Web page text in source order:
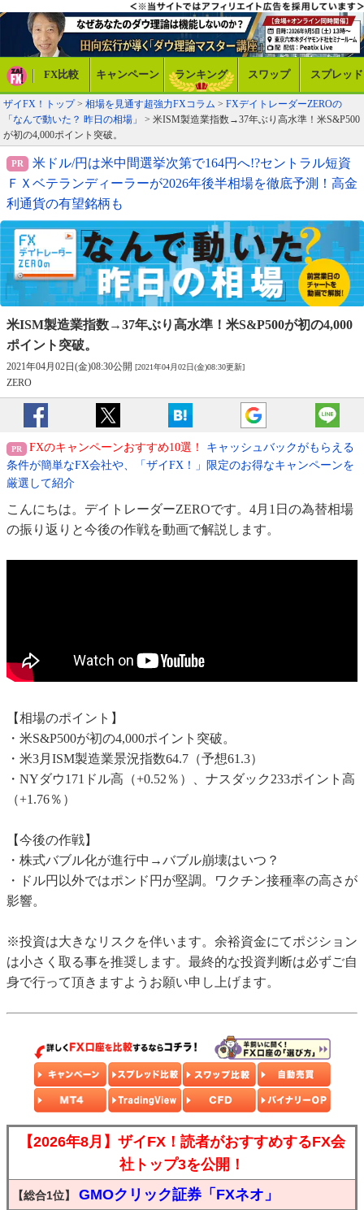
FX比較 キャンペーン ランキング スワップ スプレッド
ザイFX！トップ> 相場を見通す超強力FXコラム > FXデイトレーダーZEROの
「なんで動いた？ 昨日の相場」
> 米ISM製造業指数→37年ぶり高水準！米S&P500
が初の4,000ポイント突破。
米ドル/円は米中間選挙次第で164円へ!?セントラル短資
ＦＸベテランディーラーが2026年後半相場を徹底予測！高金
利通貨の有望銘柄も
米ISM製造業指数→37年ぶり高水準！ 米S&P500が初の4,000
ポイント突破。
2021年04月02日(金)08:30公開 [2021年04月02日(金)08:30更新]
ZERO
FXのキャンペーンおすすめ10選！
キャッシュバックがもらえる
条件が簡単なFX会社や、「ザイFX！」限定のお得なキャンペーンを
厳選して紹介
こんにちは。デイトレーダーZEROです。4月1日の為替相場
の振り返りと今後の作戦を動画で解説します。
【相場のポイント】
・米S&P500が初の4,000ポイント突破。
・米3月ISM製造業景況指数64.7（予想61.3）
・NYダウ171ドル高（+0.52％）、ナスダック233ポイント高
（+1.76％）
【今後の作戦】
・株式バブル化が進行中→バブル崩壊はいつ？
・ドル円以外ではポンド円が堅調。ワクチン接種率の高さが
影響。
※投資は大きなリスクを伴います。余裕資金にてポジション
は小さく取る事を推奨します。最終的な投資判断は必ずご自
身で行って頂きますようお願い申し上げます。
【2026年8月】ザイFX！読者がおすすめするFX会
社トップ3を公開！
【総合1位】 GMOクリック証券「FXネオ」